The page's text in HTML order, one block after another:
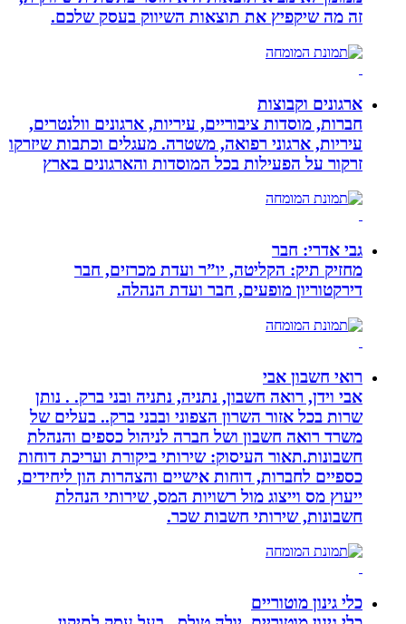
זה מה שיקפיץ את תוצאות השיווק בעסק שלכם.
ארגונים וקבוצות
חברות, מוסדות ציבוריים, עיריות, ארגונים וולנטרים,
עיריות, ארגוני רפואה, משטרה. מעגלים וכתבות שיזרקו
זרקור על הפעילות בכל המוסדות והארגונים בארץ
גבי אדרי: חבר
מחזיק תיק: הקליטה, יו”ר ועדת מכרזים, חבר
דירקטוריון מופעים, חבר ועדת הנהלה.
רואי חשבון אבי
אבי וידן, רואה חשבון, נתניה, נתניה ובני ברק. . נותן
שרות בכל אזור השרון הצפוני ובבני ברק.. בעלים של
משרד רואה חשבון ושל חברה לניהול כספים והנהלת
חשבונות.תאור העיסוק: שירותי ביקורת ועריכת דוחות
כספיים לחברות, דוחות אישיים והצהרות הון ליחידים,
ייעוץ מס וייצוג מול רשויות המס, שירותי הנהלת
חשבונות, שירותי חשבות שכר.
כלי גינון מוטוריים